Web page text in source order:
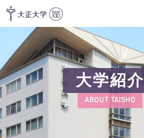
大学紹介
ABOUT TAISHO